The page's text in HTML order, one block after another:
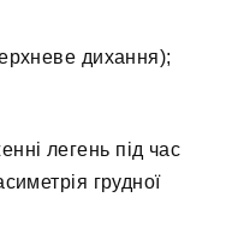
дихання);
легень під час
грудної